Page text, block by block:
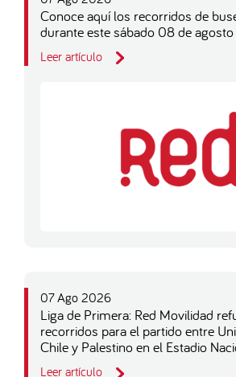
Conoce aquí los recorridos de
durante este sábado 08 de agosto
Leer artículo
07 Ago 2026
Liga de Primera: Red Movilidad
recorridos para el partido entre
Chile y Palestino en el Estadio
Leer artículo